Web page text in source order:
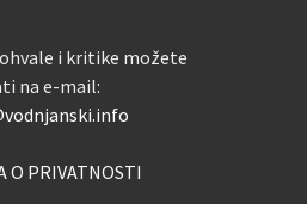
i kritike možete
na e-mail:
O PRIVATNOSTI